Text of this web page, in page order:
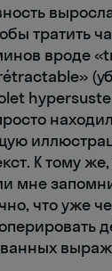
тратить
вроде
К тому
мне
что уже